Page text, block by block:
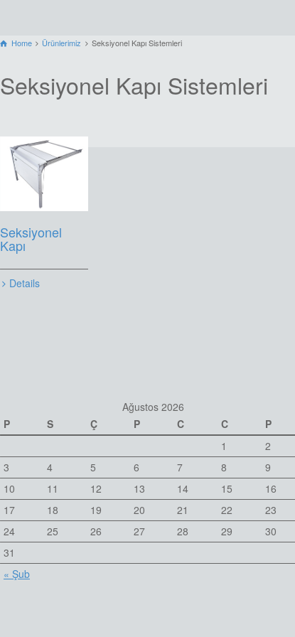
Home Ürünlerimiz Seksiyonel Kapı Sistemleri
Seksiyonel Kapı Sistemleri
Seksiyonel
Kapı
Details
Ağustos 2026
P
S Ç P C C P
« Şub
1
2
3
4 5 6 7 8
9
10
11 12 13 14 15
16
17
18 19 20 21 22
23
24
25 26 27 28 29
30
31